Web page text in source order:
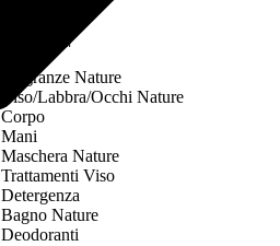
NATURALI
Fragranze Nature
Viso/Labbra/Occhi Nature
Corpo
Mani
Maschera Nature
Trattamenti Viso
Detergenza
Bagno Nature
Deodoranti